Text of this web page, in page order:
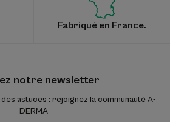
Fabriqué en France.
notre newsletter
astuces : rejoignez la communauté A-
DERMA